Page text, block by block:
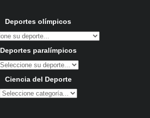
Deportes olímpicos
Deportes paralímpicos
Ciencia del Deporte